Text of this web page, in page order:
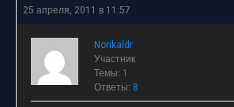
25 апреля, 2011 в 11:57
Norikaldr
Участник
Темы: 1
Ответы: 8